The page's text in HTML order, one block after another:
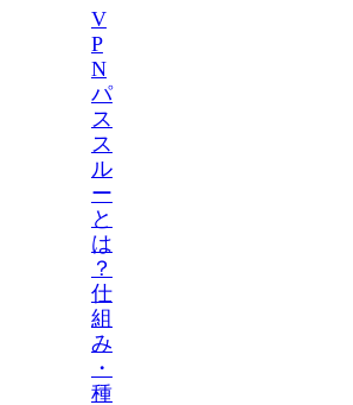
V
P
N
パ
ス
ス
ル
ー
と
は
？
仕
組
み
・
種